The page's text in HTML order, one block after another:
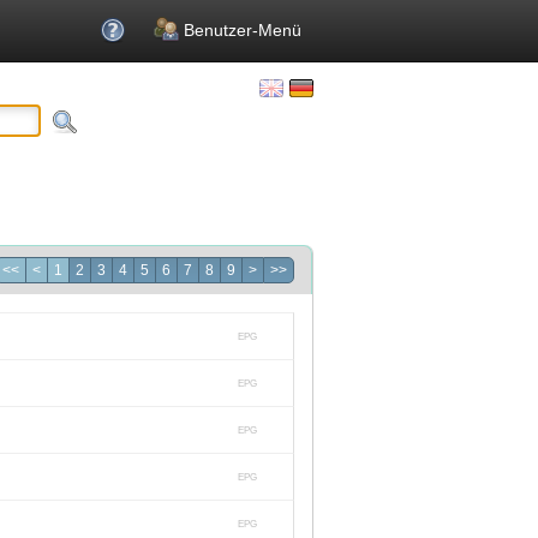
Benutzer-Menü
<< < 1 2 3 4 5 6 7 8 9 > >>
EPG
EPG
EPG
EPG
EPG